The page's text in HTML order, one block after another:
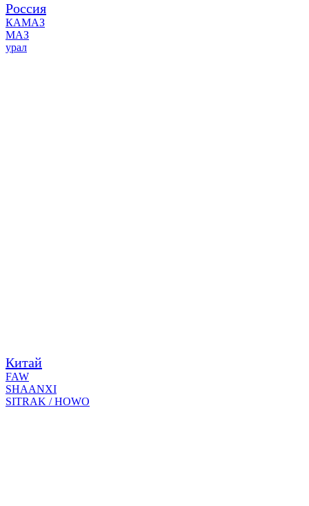
Россия
КАМАЗ
МАЗ
урал
Китай
FAW
SHAANXI
SITRAK / HOWO